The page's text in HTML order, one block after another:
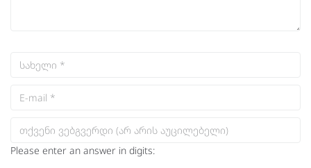
Please enter an answer in digits: